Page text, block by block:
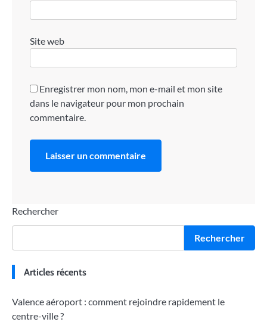
Site web
Enregistrer mon nom, mon e-mail et mon site
dans le navigateur pour mon prochain
commentaire.
Rechercher
Rechercher
Articles récents
Valence aéroport : comment rejoindre rapidement le
centre-ville ?